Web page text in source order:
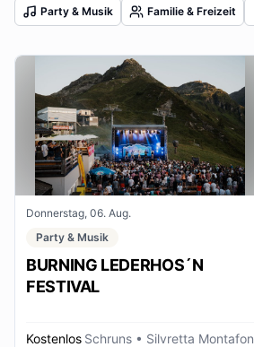
Party & Musik Familie & Freizeit
Donnerstag, 06. Aug.
Party & Musik
BURNING LEDERHOS´N
FESTIVAL
Kostenlos Schruns • Silvretta Montafon